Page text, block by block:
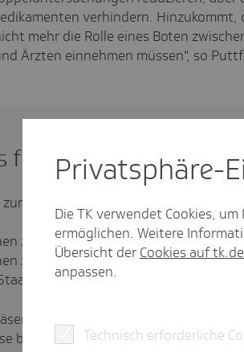
verhindern.
mehr die Rolle eines Boten
Ärzten einnehmen müssen", so
für die Redaktionen
Zugriff auf die ePA findet sich auf
zur ePA der Techniker Krankenkasse
zum Health Harbor Hamburg im
für Gesundheit Tim Angerer.
telefonische Umfrage im
befragte das
Privat­sphäre-
Die TK verwendet Cookies,
ermöglichen. Weitere
Übersicht der Cookies auf tk.de
anpassen.
Technisch erforderliche